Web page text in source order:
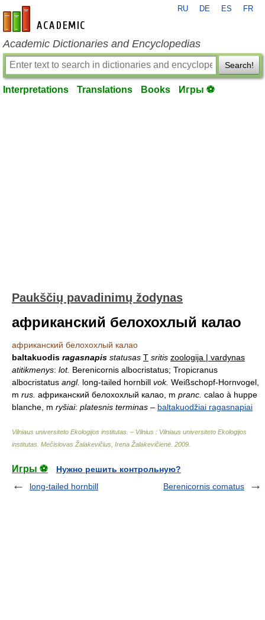
en-academic.com
RU DE ES FR
Academic Dictionaries and Encyclopedias
Search!
Interpretations Translations Books Игры ⚽
Paukščių pavadinimų žodynas
африканский белохохлый калао
африканский белохохлый калао
baltakuodis ragasnapis statusas T sritis zoologija | vardynas
atitikmenys: lot. Berenicornis albocristatus; Tropicranus
albocristatus angl. long-tailed hornbill vok. Weißschopf-Hornvogel,
m rus. африканский белохохлый калао, m pranc. calao à huppe
blanche, m ryšiai: platesnis terminas – baltakuodžiai ragasnapiai
Vilniaus universiteto Ekologijos institutas. – Vilnius : Vilniaus universiteto Ekologijos
institutas Mečislovas Žalakevičius, Irena Žalakevičienė 2009
Игры ⚽
Нужно решить контрольную?
long-tailed hornbill
Berenicornis comatus